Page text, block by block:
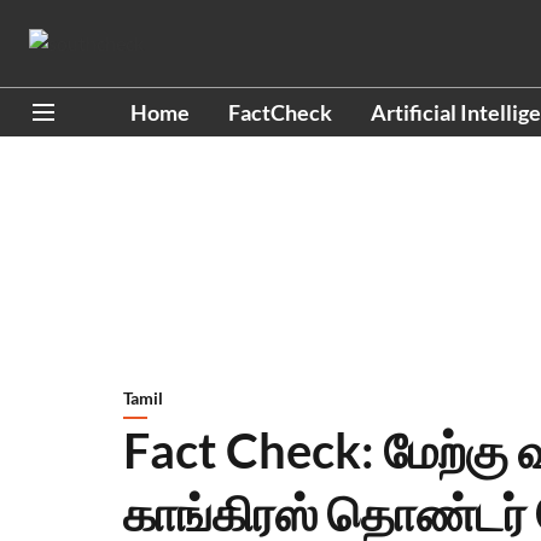
Home FactCheck Artificial
Tamil
Fact Check:
காங்கிரஸ் தொண்டர்